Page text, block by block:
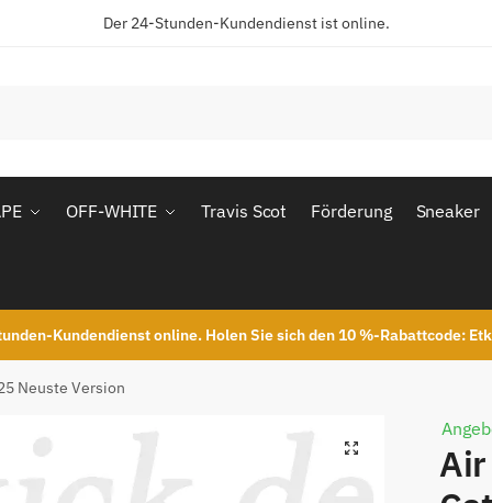
Der 24-Stunden-Kundendienst ist online.
OFF-WHITE Travis Scot Förderung Sneaker
Kundendienst online. Holen Sie sich den 10 %-Rabattcode:
Neuste Version